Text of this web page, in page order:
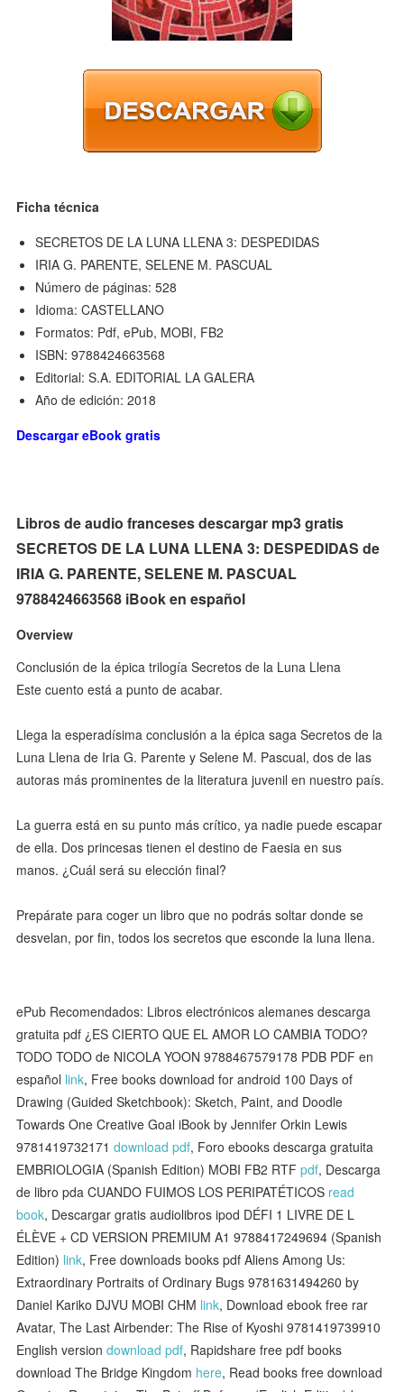
Ficha técnica
SECRETOS DE LA LUNA LLENA 3: DESPEDIDAS
IRIA G. PARENTE, SELENE M. PASCUAL
Número de páginas: 528
Idioma: CASTELLANO
Formatos: Pdf, ePub, MOBI, FB2
ISBN: 9788424663568
Editorial: S.A. EDITORIAL LA GALERA
Año de edición: 2018
Descargar eBook gratis
Libros de audio franceses descargar mp3 gratis
SECRETOS DE LA LUNA LLENA 3: DESPEDIDAS de
IRIA G. PARENTE, SELENE M. PASCUAL
9788424663568 iBook en español
Overview
Conclusión de la épica trilogía Secretos de la Luna Llena
Este cuento está a punto de acabar.
Llega la esperadísima conclusión a la épica saga Secretos de la
Luna Llena de Iria G. Parente y Selene M. Pascual, dos de las
autoras más prominentes de la literatura juvenil en nuestro país.
La guerra está en su punto más crítico, ya nadie puede escapar
de ella. Dos princesas tienen el destino de Faesia en sus
manos. ¿Cuál será su elección final?
Prepárate para coger un libro que no podrás soltar donde se
desvelan, por fin, todos los secretos que esconde la luna llena.
ePub Recomendados: Libros electrónicos alemanes descarga
gratuita pdf ¿ES CIERTO QUE EL AMOR LO CAMBIA TODO?
TODO TODO de NICOLA YOON 9788467579178 PDB PDF en
español link, Free books download for android 100 Days of
Drawing (Guided Sketchbook): Sketch, Paint, and Doodle
Towards One Creative Goal iBook by Jennifer Orkin Lewis
9781419732171download pdf, Foro ebooks descarga gratuita
EMBRIOLOGIA (Spanish Edition) MOBI FB2 RTFpdf, Descarga
de libro pda CUANDO FUIMOS LOS PERIPATÉTICOS read
book, Descargar gratis audiolibros ipod DÉFI 1 LIVRE DE L
ÉLÈVE + CD VERSION PREMIUM A1 9788417249694 (Spanish
Edition) link, Free downloads books pdf Aliens Among Us:
Extraordinary Portraits of Ordinary Bugs 9781631494260 by
Daniel Kariko DJVU MOBI CHM link, Download ebook free rar
Avatar, The Last Airbender: The Rise of Kyoshi 9781419739910
English versiondownload pdf, Rapidshare free pdf books
download The Bridge Kingdom here, Read books free download